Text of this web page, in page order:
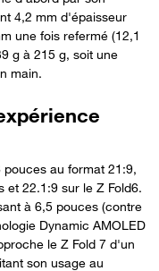
4,2 mm d'épaisseur
une fois refermé (12,1
g à 215 g, soit une
main.
au format 21:9,
et 22.1:9 sur le Z Fold6.
à 6,5 pouces (contre
Dynamic AMOLED
le Z Fold 7 d'un
son usage au